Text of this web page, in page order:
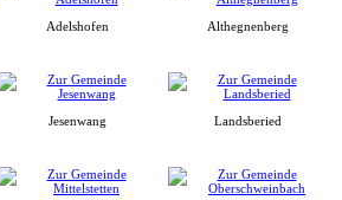
Adelshofen Althegnenberg
Jesenwang Landsberied